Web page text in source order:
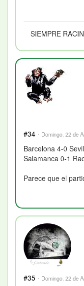
SIEMPRE
#34 · Domingo, 22 de
Barcelona 4-0
Salamanca 0-1
Parece que el
#35 · Domingo, 22 de